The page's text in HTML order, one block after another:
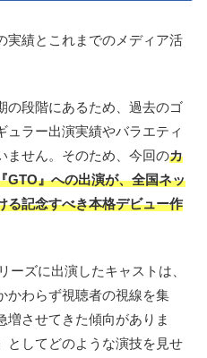
実績とこれまでのメディア活
の段階にあるため、過去のゴ
ュラー出演実績やバラエティ
ません。そのため、今回のカ
GTO』への出演が、全国ネッ
る記念すべき本格デビュー作
ーズに出演したキャストは、
かわらず視聴者の視線を集
増させてきた傾向がありま
としてどのような演技を見せ